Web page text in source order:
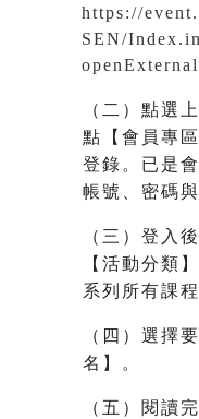
https://
SEN/
（二）點選
點【會員專
登錄。已是
帳號、密碼
（三）登入
【活動分類
系列所有課程
（四）選擇
名】。
（五）閱讀